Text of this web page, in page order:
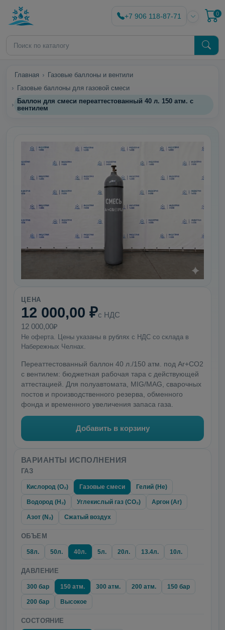
+7 906 118-87-71 0
Главная
Газовые баллоны и вентили
Газовые баллоны для газовой смеси
Баллон для смеси переаттестованный 40 л. 150 атм. с
вентилем
ЦЕНА
12 000,00 ₽с НДС
12 000,00₽
Не оферта. Цены указаны в рублях с НДС со склада в
Набережных Челнах.
Переаттестованный баллон 40 л./150 атм. под Ar+CO2
с вентилем: бюджетная рабочая тара с действующей
аттестацией. Для полуавтомата, MIG/MAG, сварочных
постов и производственного резерва, обменного
фонда и временного увеличения запаса газа.
Добавить в корзину
ВАРИАНТЫ ИСПОЛНЕНИЯ
ГАЗ
Кислород (O₂) Газовые смеси Гелий (He)
Водород (H₂) Углекислый газ (CO₂) Аргон (Ar)
Азот (N₂) Сжатый воздух
ОБЪЕМ
58л. 50л. 40л. 5л. 20л. 13.4л. 10л.
ДАВЛЕНИЕ
300 бар 150 атм. 300 атм. 200 атм. 150 бар
200 бар Высокое
СОСТОЯНИЕ